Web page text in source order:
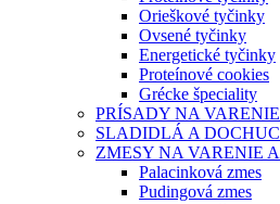
Orieškové tyčinky
Ovsené tyčinky
Energetické tyčinky
Proteínové cookies
Grécke špeciality
PRÍSADY NA
SLADIDLÁ A
ZMESY NA VARENIE
Palacinková zmes
Pudingová zmes